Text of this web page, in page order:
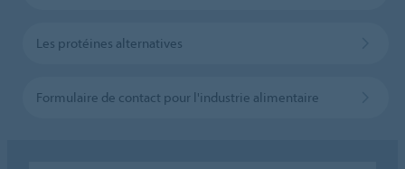
Les protéines alternatives
Formulaire de contact pour l'industrie alimentaire